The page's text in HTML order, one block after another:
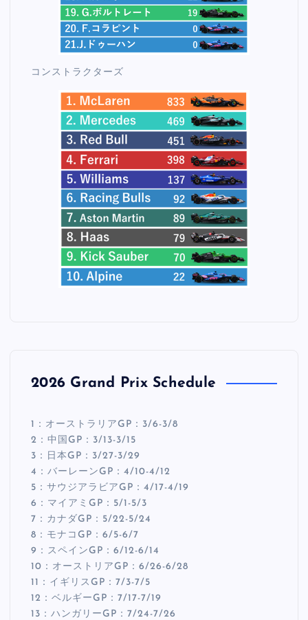
コンストラクターズ
2026 Grand Prix Schedule
1：オーストラリアGP：3/6-3/8
2：中国GP：3/13-3/15
3：日本GP：3/27-3/29
4：バーレーンGP：4/10-4/12
5：サウジアラビアGP：4/17-4/19
6：マイアミGP：5/1-5/3
7：カナダGP：5/22-5/24
8：モナコGP：6/5-6/7
9：スペインGP：6/12-6/14
10：オーストリアGP：6/26-6/28
11：イギリスGP：7/3-7/5
12：ベルギーGP：7/17-7/19
13：ハンガリーGP：7/24-7/26